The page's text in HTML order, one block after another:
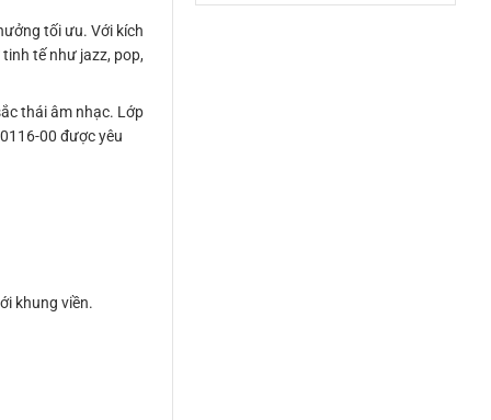
tối ưu. Với kích
tế như jazz, pop,
thái âm nhạc. Lớp
00 được yêu
khung viền.